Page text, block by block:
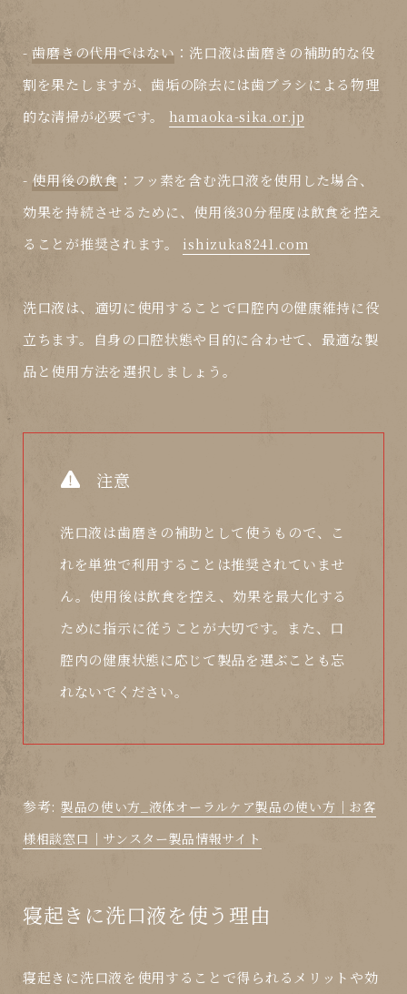
-歯磨きの代用ではない ：洗口液は歯磨きの補助的な役
割を果たしますが、歯垢の除去には歯ブラシによる物理
的な清掃が必要です。 hamaoka-sika.or.jp
- 使用後の飲食 ：フッ素を含む洗口液を使用した場合、
効果を持続させるために、使用後30分程度は飲食を控え
ることが推奨されます。 ishizuka8241.com
洗口液は、適切に使用することで口腔内の健康維持に役
立ちます。自身の口腔状態や目的に合わせて、最適な製
品と使用方法を選択しましょう。
注意
洗口液は歯磨きの補助として使うもので、こ
れを単独で利用することは推奨されていませ
ん。使用後は飲食を控え、効果を最大化する
ために指示に従うことが大切です。また、口
腔内の健康状態に応じて製品を選ぶことも忘
れないでください。
参考: 製品の使い方_液体オーラルケア製品の使い方│お客
様相談窓口│サンスター製品情報サイト
寝起きに洗口液を使う理由
寝起きに洗口液を使用することで得られるメリットや効